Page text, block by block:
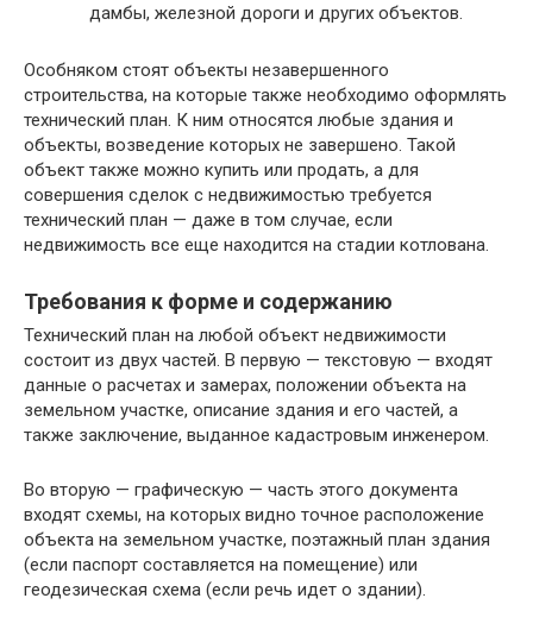
дамбы, железной дороги и других объектов.
Особняком стоят объекты незавершенного
строительства, на которые также необходимо оформлять
технический план. К ним относятся любые здания и
объекты, возведение которых не завершено. Такой
объект также можно купить или продать, а для
совершения сделок с недвижимостью требуется
технический план — даже в том случае, если
недвижимость все еще находится на стадии котлована.
Требования к форме и содержанию
Технический план на любой объект недвижимости
состоит из двух частей. В первую — текстовую — входят
данные о расчетах и замерах, положении объекта на
земельном участке, описание здания и его частей, а
также заключение, выданное кадастровым инженером.
Во вторую — графическую — часть этого документа
входят схемы, на которых видно точное расположение
объекта на земельном участке, поэтажный план здания
(если паспорт составляется на помещение) или
геодезическая схема (если речь идет о здании).